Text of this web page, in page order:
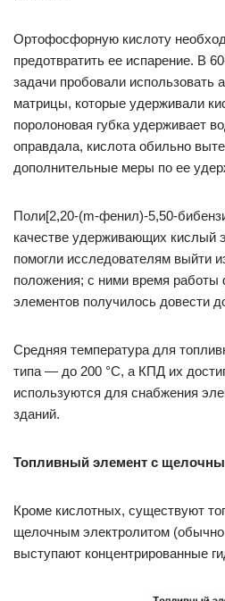
Ортофосфорную кислоту
предотвратить ее испарение. В
задачи пробовали использовать
матрицы, которые удерживали
поролоновая губка удерживает
оправдала, кислота обильно
дополнительные меры по ее
Поли[2,20-(m-фенил)-5,50-
качестве удерживающих кислый
помогли исследователям выйти
положения; с ними время
элементов получилось довести
Средняя температура для
типа — до 200 °C, а КПД их
используются для снабжения
зданий.
Топливный элемент с
Кроме кислотных, существуют
щелочным электролитом
выступают концентрированные